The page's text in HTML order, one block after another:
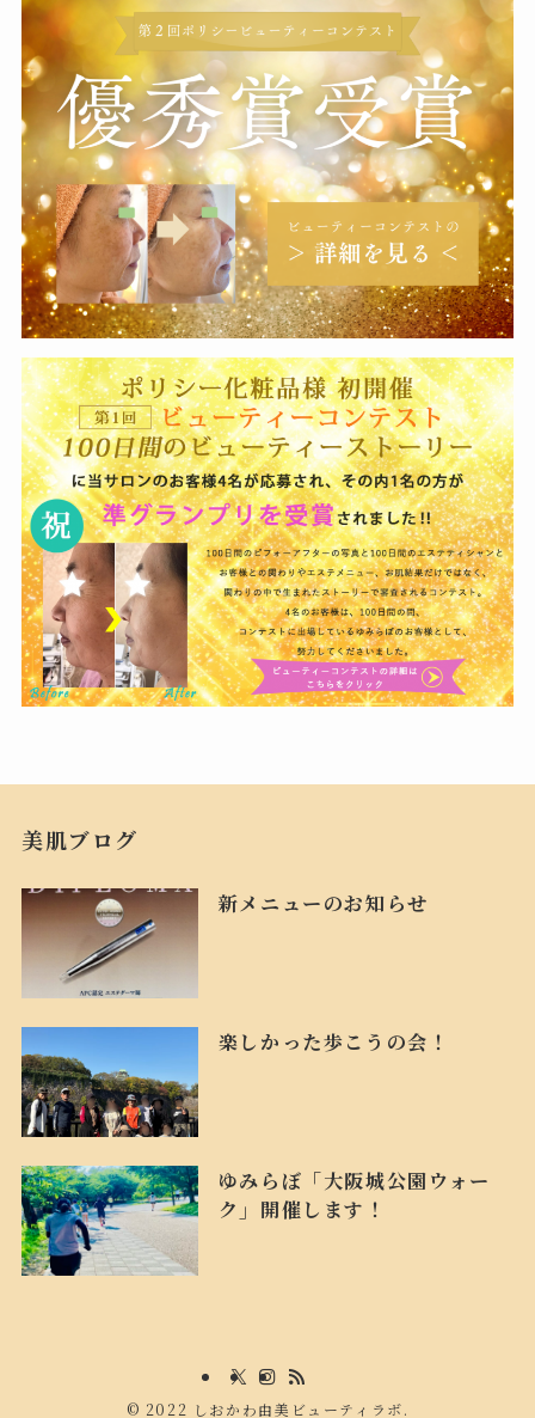
美肌ブログ
新メニューのお知らせ
楽しかった歩こうの会！
ゆみらぼ「大阪城公園ウォー
ク」開催します！
© 2022 しおかわ由美ビューティラボ.